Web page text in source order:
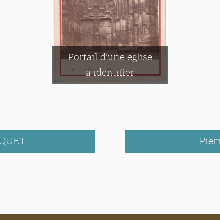
Portail d'une église
à identifier